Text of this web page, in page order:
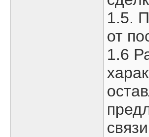
1.5.
от
1.6